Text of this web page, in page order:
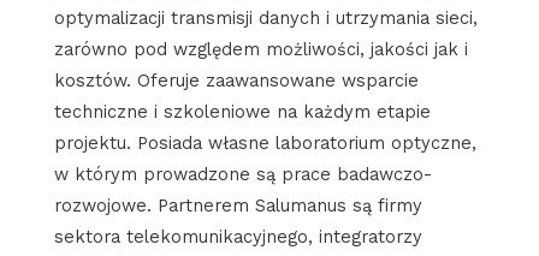
optymalizacji transmisji danych i utrzymania sieci,
zarówno pod względem możliwości, jakości jak i
kosztów. Oferuje zaawansowane wsparcie
techniczne i szkoleniowe na każdym etapie
projektu. Posiada własne laboratorium optyczne,
w którym prowadzone są prace badawczo-
rozwojowe. Partnerem Salumanus są firmy
sektora telekomunikacyjnego, integratorzy